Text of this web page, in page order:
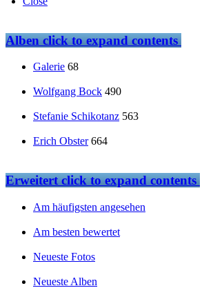
Albenclick to expand contents
Galerie 68
Wolfgang Bock 490
Stefanie Schikotanz 563
Erich Obster 664
Erweitertclick to expand contents
Am häufigsten angesehen
Am besten bewertet
Neueste Fotos
Neueste Alben